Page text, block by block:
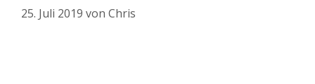
25. Juli 2019 von Chris